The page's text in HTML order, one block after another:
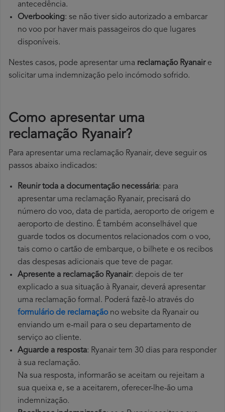
antecedência.
Overbooking: se não tiver sido autorizado a embarcar
no voo por haver mais passageiros do que lugares
disponíveis.
Nestes casos, pode apresentar uma reclamação Ryanaire
solicitar uma indemnização pelo incómodo sofrido.
Como apresentar uma
reclamação Ryanair?
Para apresentar uma reclamação Ryanair, deve seguir os
passos abaixo indicados:
Reunir toda a documentação necessária: para
apresentar uma reclamação Ryanair, precisará do
número do voo, data de partida, aeroporto de origem e
aeroporto de destino. É também aconselhável que
guarde todos os documentos relacionados com o voo,
tais como o cartão de embarque, o bilhete e os recibos
das despesas adicionais que teve de pagar.
Apresente a reclamação Ryanair: depois de ter
explicado a sua situação à Ryanair, deverá apresentar
uma reclamação formal. Poderá fazê-lo através do
formulário de reclamaçãono website da Ryanair ou
enviando um e-mail para o seu departamento de
serviço ao cliente.
Aguarde a resposta: Ryanair tem 30 dias para responder
à sua reclamação.
Na sua resposta, informarão se aceitam ou rejeitam a
sua queixa e, se a aceitarem, oferecer-lhe-ão uma
indemnização.